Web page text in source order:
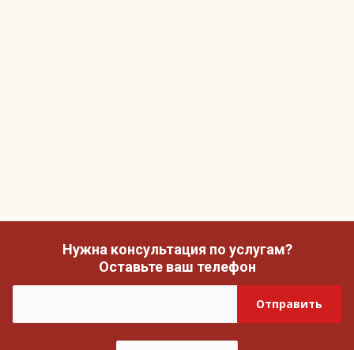
Нужна консультация по услугам?
Оставьте ваш телефон
Отправить